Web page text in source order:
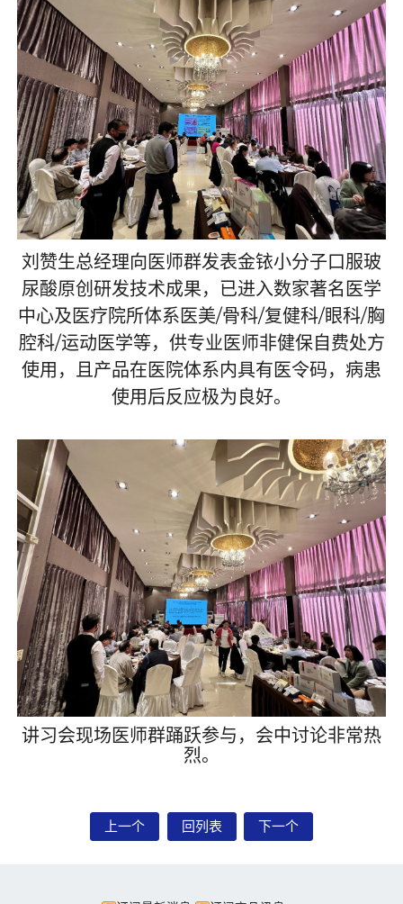
刘赞生总经理向医师群发表金铱小分子口服玻
尿酸原创研发技术成果，已进入数家著名医学
中心及医疗院所体系医美/骨科/复健科/眼科/胸
腔科/运动医学等，供专业医师非健保自费处方
使用，且产品在医院体系内具有医令码，病患
使用后反应极为良好。
讲习会现场医师群踊跃参与，会中讨论非常热
烈。
上一个 回列表 下一个